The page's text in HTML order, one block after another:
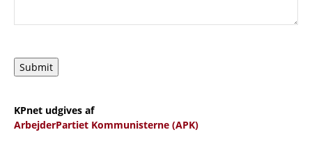
Submit
KPnet udgives af
ArbejderPartiet Kommunisterne (APK)